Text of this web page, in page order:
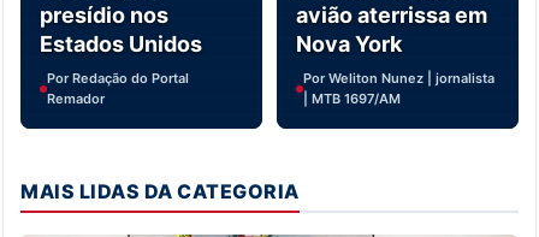
presídio nos
Estados Unidos
Por Redação do Portal
Remador
avião aterrissa em
Nova York
Por Weliton Nunez | jornalista
| MTB 1697/AM
MAIS LIDAS DA CATEGORIA